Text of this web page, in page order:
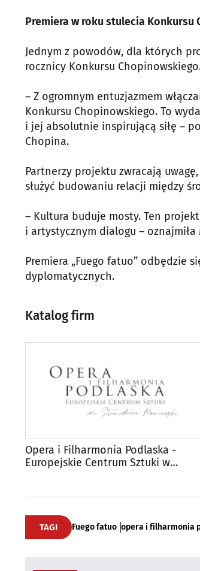
Premiera w roku stulecia Konkursu
Jednym z powodów, dla których
rocznicy Konkursu
– Z ogromnym entuzjazmem
Konkursu Chopinowskiego. To
i jej absolutnie inspirującą siłę –
Chopina.
Partnerzy projektu zwracają
służyć budowaniu relacji między
– Kultura buduje mosty. Ten
i artystycznym dialogu –
Premiera „Fuego fatuo” odbędzie
dyplomatycznych.
Katalog firm
Opera i Filharmonia Podlaska -
Europejskie Centrum Sztuki w
TAGI Fuego fatuo opera i filharmonia